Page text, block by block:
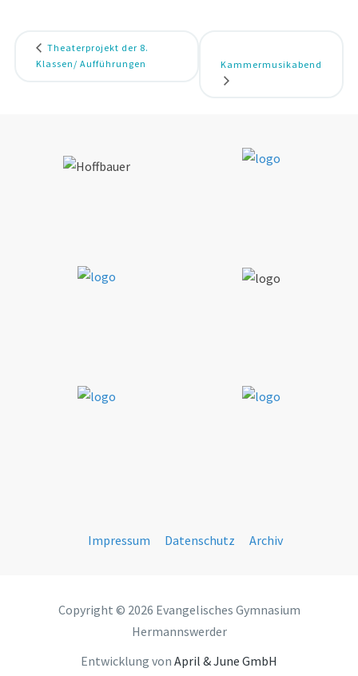
Theaterprojekt der 8.
Klassen/ Aufführungen
Kammermusikabend
Impressum Datenschutz Archiv
Copyright © 2026 Evangelisches Gymnasium
Hermannswerder
Entwicklung von April & June GmbH